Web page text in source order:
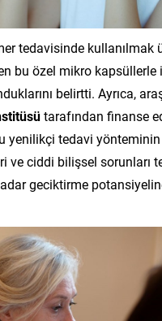
tedavisinde kullanılmak
bu özel mikro kapsüllerle
belirtti. Ayrıca,
tarafından finanse
yenilikçi tedavi
ve ciddi bilişsel sorunları
geciktirme